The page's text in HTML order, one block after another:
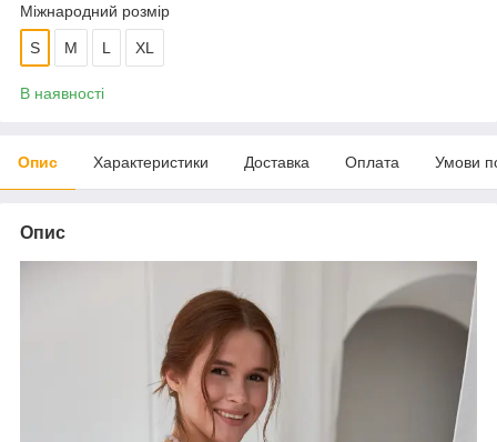
Міжнародний розмір
S M L XL
В наявності
Опис Характеристики Доставка Оплата Умови
Опис